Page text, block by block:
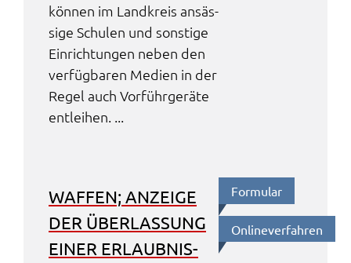
können im Land­kreis ansäs­
si­ge Schu­len und sons­ti­ge
Einrich­tun­gen neben den
verfüg­ba­ren Medi­en in der
Regel auch Vorführ­ge­rä­te
entlei­hen. ...
WAFFEN; ANZEI­GE
DER ÜBER­LAS­SUNG
EINER ERLAUB­NIS­
Formu­lar
Online­ver­fah­ren